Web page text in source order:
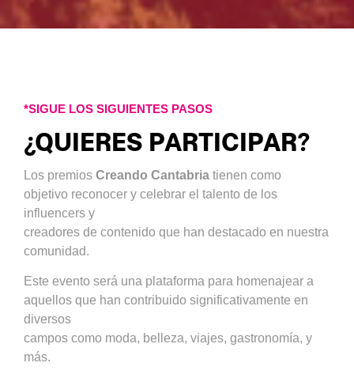
*SIGUE LOS SIGUIENTES PASOS
¿QUIERES PARTICIPAR?
Los premios Creando Cantabria tienen como
objetivo reconocer y celebrar el talento de los
influencers y
creadores de contenido que han destacado en nuestra
comunidad.
Este evento será una plataforma para homenajear a
aquellos que han contribuido significativamente en
diversos
campos como moda, belleza, viajes, gastronomía, y
más.